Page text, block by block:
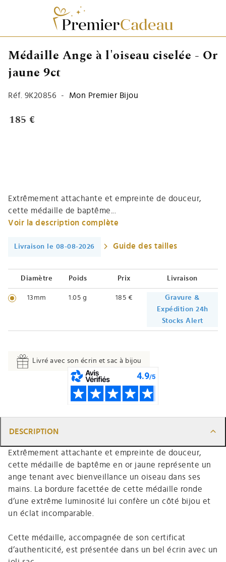
Médaille Ange à l'oiseau ciselée - Or
jaune 9ct
Réf. 9K20856 - Mon Premier Bijou
185 €
Extrêmement attachante et empreinte de douceur,
cette médaille de baptême...
Voir la description complète
Livraison le 08-08-2026 Guide des tailles
Diamètre Poids Prix Livraison
13mm 1.05 g 185 €
Gravure &
Expédition 24h
Stocks Alert
Livré avec son écrin et sac à bijou
DESCRIPTION
Extrêmement attachante et empreinte de douceur,
cette médaille de baptême en or jaune représente un
ange tenant avec bienveillance un oiseau dans ses
mains. La bordure facettée de cette médaille ronde
d’une extrême luminosité lui confère un côté bijou et
un éclat incomparable.
Cette médaille, accompagnée de son certificat
d’authenticité, est présentée dans un bel écrin avec un